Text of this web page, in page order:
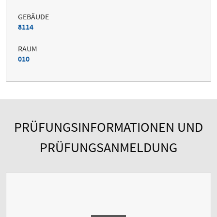
GEBÄUDE
8114
RAUM
010
PRÜFUNGSINFORMATIONEN UND
PRÜFUNGSANMELDUNG